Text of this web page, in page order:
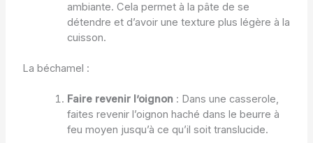
ambiante. Cela permet à la pâte de se
détendre et d’avoir une texture plus légère à la
cuisson.
La béchamel :
Faire revenir l’oignon: Dans une casserole,
faites revenir l’oignon haché dans le beurre à
feu moyen jusqu’à ce qu’il soit translucide.